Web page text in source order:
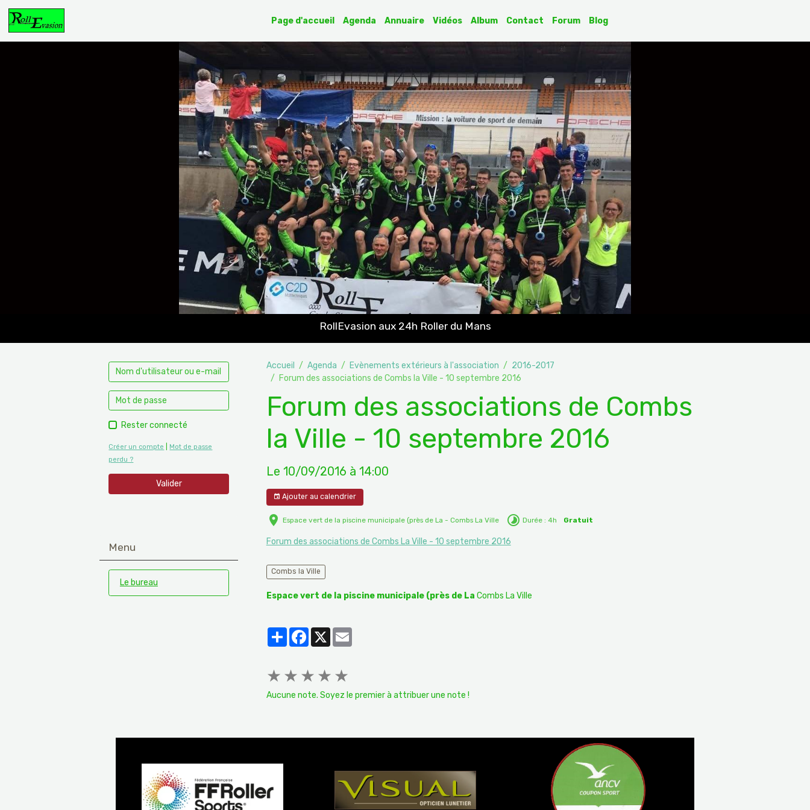
Page d'accueil Agenda Annuaire Vidéos Album Contact Forum Blog
RollEvasion aux 24h Roller du Mans
Accueil Agenda Evènements extérieurs à l'association
2016-2017
Forum des associations de Combs la Ville - 10 septembre 2016
Forum des associations de Combs
la Ville - 10 septembre 2016
Le 10/09/2016 à 14:00
Ajouter au calendrier
Espace vert de la piscine municipale (près de La - Combs La Ville Durée : 4h Gratuit
Forum des associations de Combs La Ville - 10 septembre 2016
Combs la Ville
Espace vert de la piscine municipale (près de La Combs La Ville
PartagerFacebook
X Email
★ ★ ★ ★ ★
Aucune note. Soyez le premier à attribuer une note !
Rester connecté
Créer un compte
Mot de passe
perdu ?
Valider
Menu
Le bureau